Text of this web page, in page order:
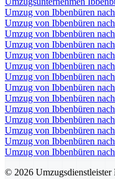
Umzug von Ibbenbüren
Umzug von Ibbenbüren
Umzug von Ibbenbüren
Umzug von Ibbenbüren
Umzug von Ibbenbüren
Umzug von Ibbenbüren
Umzug von Ibbenbüren
Umzug von Ibbenbüren
Umzug von Ibbenbüren
Umzug von Ibbenbüren
Umzug von Ibbenbüren
Umzug von Ibbenbüren
Umzug von Ibbenbüren
Umzug von Ibbenbüren
© 2026